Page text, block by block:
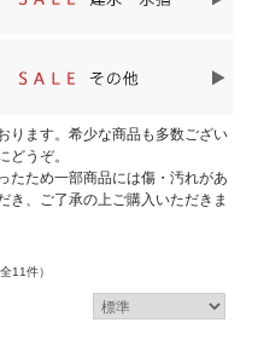
ります。希少な商品も多数ござい
どうぞ。
たため一部商品には傷・汚れがあ
き、ご了承の上ご購入いただきま
全11件）